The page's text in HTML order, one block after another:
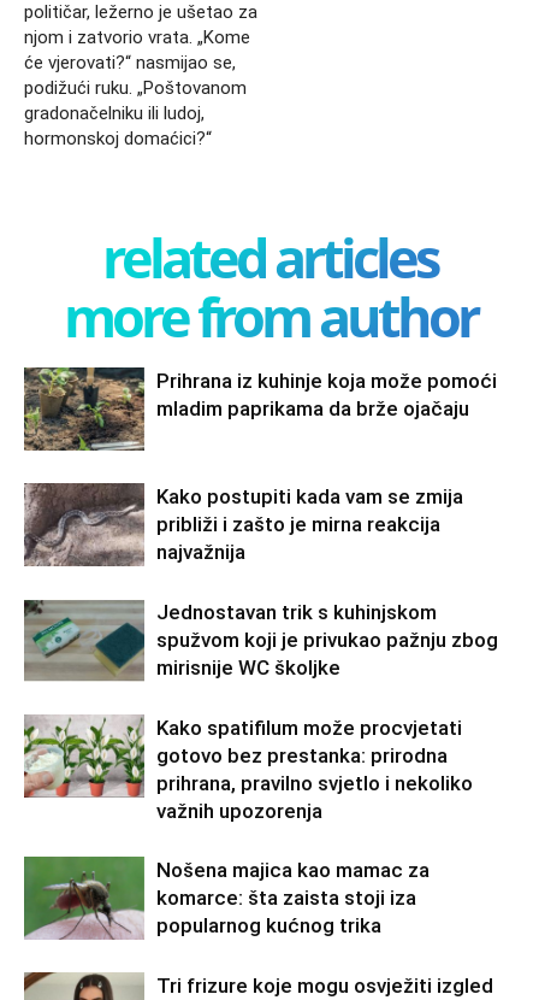
političar, ležerno je ušetao za
njom i zatvorio vrata. „Kome
će vjerovati?“ nasmijao se,
podižući ruku. „Poštovanom
gradonačelniku ili ludoj,
hormonskoj domaćici?“
related articles
more from author
Prihrana iz kuhinje koja može pomoći
mladim paprikama da brže ojačaju
Kako postupiti kada vam se zmija
približi i zašto je mirna reakcija
najvažnija
Jednostavan trik s kuhinjskom
spužvom koji je privukao pažnju zbog
mirisnije WC školjke
Kako spatifilum može procvjetati
gotovo bez prestanka: prirodna
prihrana, pravilno svjetlo i nekoliko
važnih upozorenja
Nošena majica kao mamac za
komarce: šta zaista stoji iza
popularnog kućnog trika
Tri frizure koje mogu osvježiti izgled